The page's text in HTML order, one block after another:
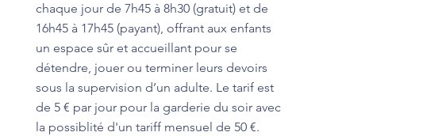
chaque jour de 7h45 à 8h30 (gratuit) et de
16h45 à 17h45 (payant), offrant aux enfants
un espace sûr et accueillant pour se
détendre, jouer ou terminer leurs devoirs
sous la supervision d’un adulte. Le tarif est
de 5 € par jour pour la garderie du soir avec
la possiblité d'un tariff mensuel de 50 €.